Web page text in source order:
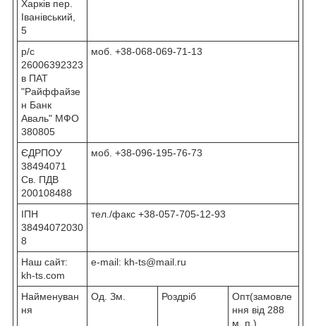
Харків пер.
Іванівський,
5
р/с
26006392323
в ПАТ
"Райффайзе
н Банк
Аваль" МФО
380805
моб. +38-068-069-71-13
ЄДРПОУ
38494071
Св. ПДВ
200108488
моб. +38-096-195-76-73
ІПН
38494072030
8
тел./факс +38-057-705-12-93
Наш сайт:
kh-ts.com
e-mail: kh-ts@mail.ru
Найменуван
ня
Од. Зм. Роздріб
Опт(замовле
ння від 288
м. п.)